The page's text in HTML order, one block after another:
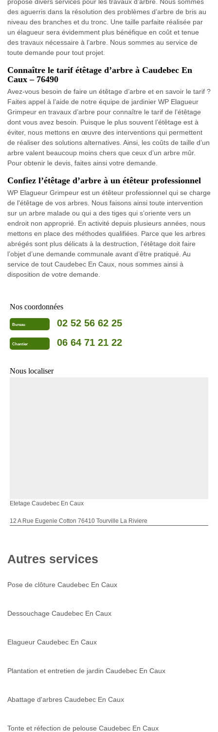
propose divers services pour les travaux d’arbre. Nous sommes
des aguerris dans la résolution des problèmes d’arbre de bris au
niveau des branches et du tronc. Une taille parfaite réalisée par
un élagueur sera évidemment plus bénéfique en coût et tenue
des travaux nécessaire à l’arbre. Nous sommes au service de
toute demande pour tout projet.
Connaître le tarif étêtage d’arbre à Caudebec En
Caux – 76490
Avez-vous besoin de faire un étêtage d’arbre et en savoir le tarif ?
Faites appel à l’aide de notre équipe de jardinier WP Elagueur
Grimpeur en travaux d’arbre pour connaître le tarif de l’étêtage
dont vous avez besoin. Puisque le plus souvent l’étêtage est à
éviter, nous mettons en œuvre des interventions qui permettent
de réaliser des solutions alternatives. Ainsi, les coûts de taille d’un
arbre valent beaucoup moins chers que ceux d’un arbre mûr.
Pour obtenir le devis, faites ainsi votre demande.
Confiez l’étêtage d’arbre à un étêteur professionnel
WP Elagueur Grimpeur est un étêteur professionnel qui se charge
de l'étêtage de vos arbres. Nous faisons ainsi toute intervention
sur un arbre malade ou qui a des tiges qui s’oriente vers un
endroit non approprié. En activité depuis plusieurs années, nous
mettons en place des méthodes qualifiées. Parce que les arbres
abrégés sont plus délicats à la destruction, l'étêtage doit faire
l’objet d’une demande communale avant d’être pratiqué. Au
service de tout Caudebec En Caux, nous sommes ainsi à
disposition de votre demande.
Nos coordonnées
Bureau 02 52 56 62 25
Chantier 06 64 71 21 22
Nous localiser
Etetage Caudebec En Caux
12 A Rue Eugenie Cotton 76410 Tourville La Riviere
Autres services
Pose de clôture Caudebec En Caux
Dessouchage Caudebec En Caux
Elagueur Caudebec En Caux
Plantation et entretien de jardin Caudebec En Caux
Abattage d'arbres Caudebec En Caux
Tonte et réfection de pelouse Caudebec En Caux